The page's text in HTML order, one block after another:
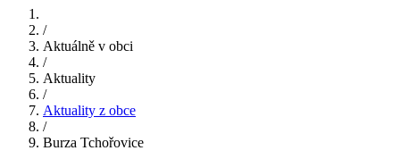
/
Aktuálně v obci
/
Aktuality
/
Aktuality z obce
/
Burza Tchořovice